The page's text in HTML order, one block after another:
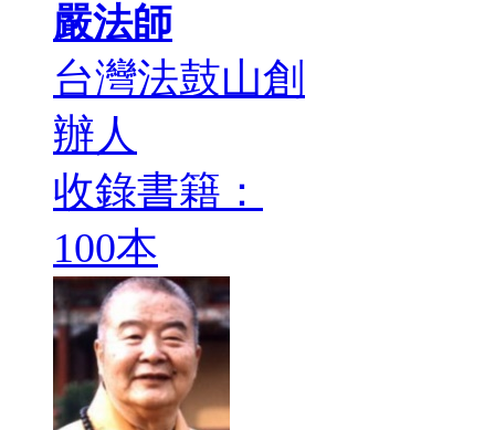
嚴法師
台灣法鼓山創
辦人
收錄書籍：
100本